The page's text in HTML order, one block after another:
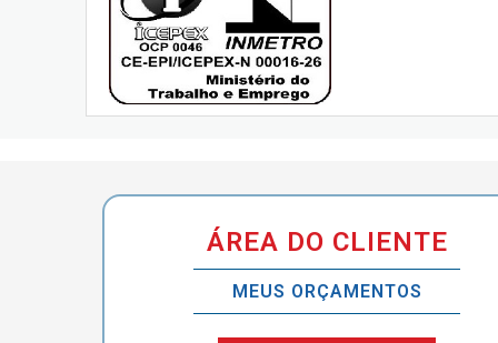
ÁREA DO CLIENTE
MEUS ORÇAMENTOS